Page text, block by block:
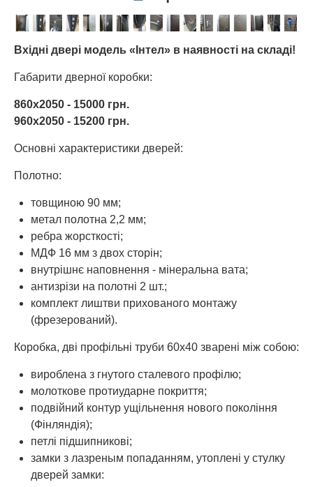
Вхідні двері модель «Інтел» в наявності на складі!
Габарити дверної коробки:
860х2050 - 15000 грн.
960х2050 - 15200 грн.
Основні характеристики дверей:
Полотно:
товщиною 90 мм;
метал полотна 2,2 мм;
ребра жорсткості;
МДФ 16 мм з двох сторін;
внутрішнє наповнення - мінеральна вата;
антизрізи на полотні 2 шт.;
комплект лиштви прихованого монтажу
(фрезерований).
Коробка, дві профільні труби 60х40 зварені між собою:
вироблена з гнутого сталевого профілю;
молоткове протиударне покриття;
подвійний контур ущільнення нового покоління
(Фінляндія);
петлі підшипникові;
замки з лазреным попаданням, утоплені у стулку
дверей замки: